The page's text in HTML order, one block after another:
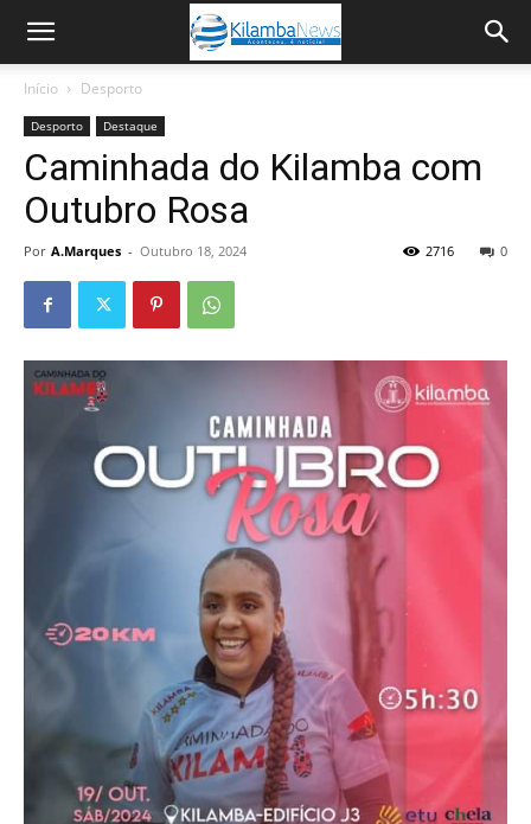
Início Desporto
Desporto Destaque
Caminhada do Kilamba com
Outubro Rosa
Por A.Marques - Outubro 18, 2024 0
2716